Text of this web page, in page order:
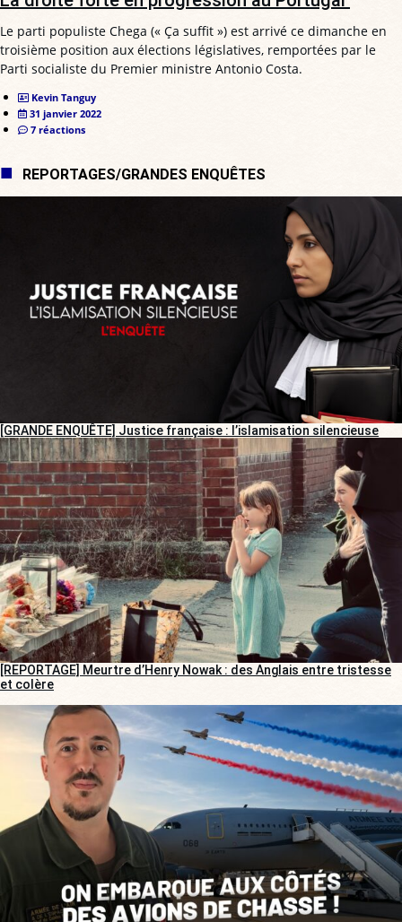
Le parti populiste Chega (« Ça suffit ») est arrivé ce dimanche en
troisième position aux élections législatives, remportées par le
Parti socialiste du Premier ministre Antonio Costa.
Kevin Tanguy
31 janvier 2022
7 réactions
REPORTAGES/GRANDES ENQUÊTES
[GRANDE ENQUÊTE] Justice française : l’islamisation silencieuse
[REPORTAGE] Meurtre d’Henry Nowak : des Anglais entre tristesse
et colère